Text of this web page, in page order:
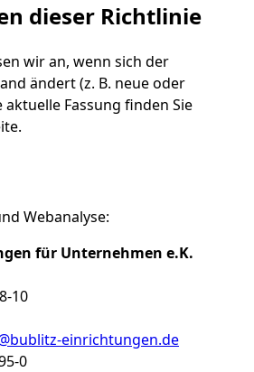
dieser Richtlinie
wir an, wenn sich der
ändert (z. B. neue oder
Fassung finden Sie
Webanalyse:
für Unternehmen e.K.
10
einrichtungen.de
0